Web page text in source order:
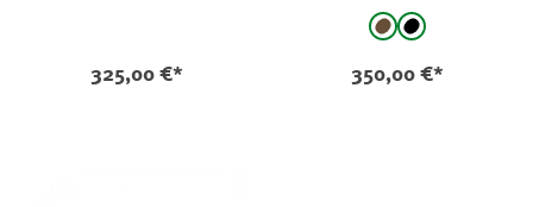
325,00 €*
auswählen
braunschwarz
350,00 €*